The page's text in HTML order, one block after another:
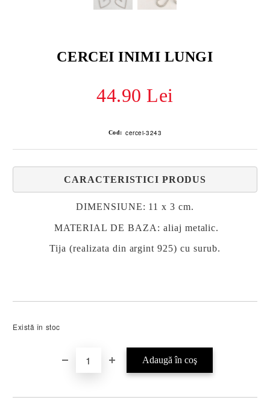
CERCEI INIMI LUNGI
44.90 Lei
Cod: cercei-3243
CARACTERISTICI PRODUS
DIMENSIUNE: 11 x 3 cm.
MATERIAL DE BAZA: aliaj metalic.
Tija (realizata din argint 925) cu surub.
Există în stoc